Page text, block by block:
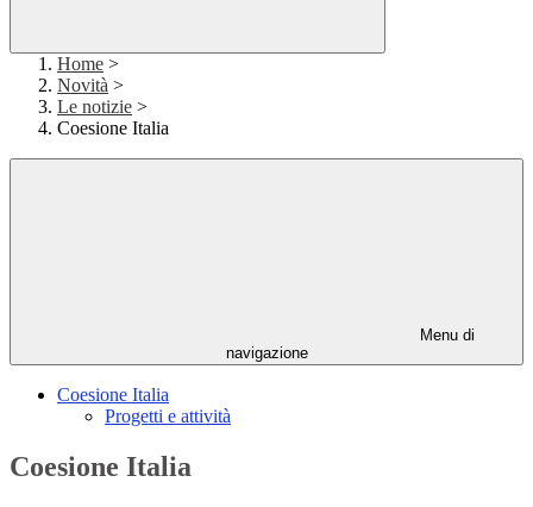
Home >
Novità >
Le notizie >
Coesione Italia
Menu di
navigazione
Coesione Italia
Progetti e attività
Coesione Italia